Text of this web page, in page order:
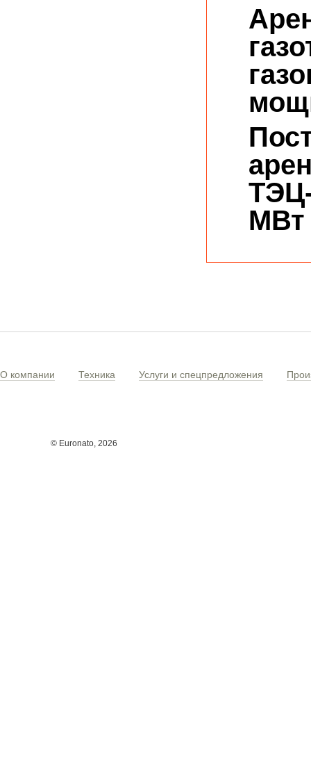
МВт
О компании Техника Услуги и спецпредложения
© Euronato, 2026